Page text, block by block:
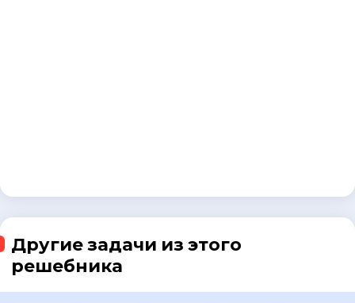
Другие задачи из этого
решебника